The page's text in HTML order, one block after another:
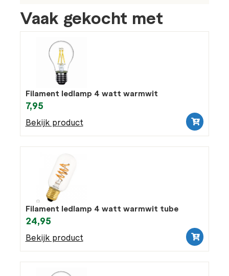
Vaak gekocht met
Filament ledlamp 4 watt warmwit
7,95
Bekijk product
Filament ledlamp 4 watt warmwit tube
24,95
Bekijk product